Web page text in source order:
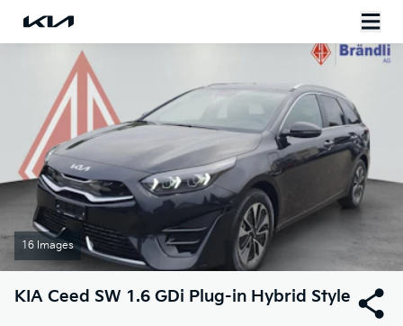
16 Images
KIA Ceed SW 1.6 GDi Plug-in Hybrid Style